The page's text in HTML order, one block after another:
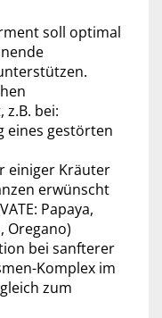
soll optimal
bei:
eines gestörten
einiger Kräuter
erwünscht
Papaya,
Oregano)
bei sanfterer
Komplex im
zum